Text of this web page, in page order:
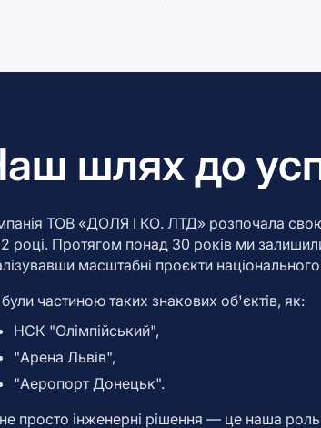
шлях до
ТОВ «ДОЛЯ І КО. ЛТД» розпочала
році. Протягом понад 30 років ми залишили
масштабні проєкти
частиною таких знакових об'єктів, як:
НСК "Олімпійський",
"Арена Львів",
"Аеропорт Донецьк".
просто інженерні рішення — це наша роль